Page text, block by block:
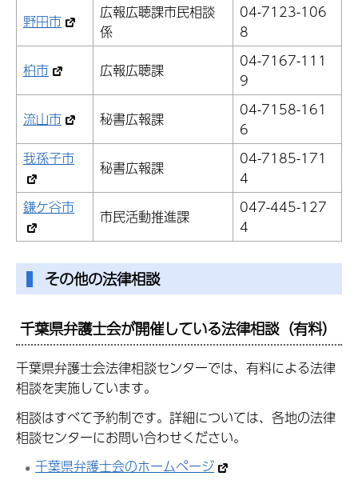
野田市
広報広聴課市民相談
係
04-7123-106
8
柏市
広報広聴課
04-7167-111
9
流山市
秘書広報課
04-7158-161
6
我孫子市
秘書広報課
04-7185-171
4
鎌ケ谷市
市民活動推進課
047-445-127
4
その他の法律相談
千葉県弁護士会が開催している法律相談（有料）
千葉県弁護士会法律相談センターでは、有料による法律
相談を実施しています。
相談はすべて予約制です。詳細については、各地の法律
相談センターにお問い合わせください。
千葉県弁護士会のホームページ